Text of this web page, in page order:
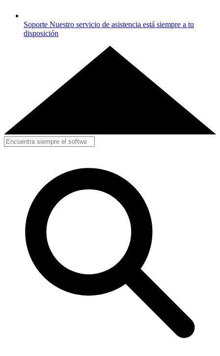
Soporte Nuestro servicio de asistencia está siempre a tu
disposición